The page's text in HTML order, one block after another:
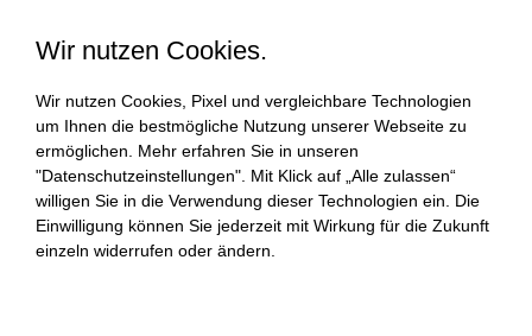
Wir nutzen Cookies.
Wir nutzen Cookies, Pixel und vergleichbare Technologien
um Ihnen die bestmögliche Nutzung unserer Webseite zu
ermöglichen. Mehr erfahren Sie in unseren
"Datenschutzeinstellungen". Mit Klick auf „Alle zulassen“
willigen Sie in die Verwendung dieser Technologien ein. Die
Einwilligung können Sie jederzeit mit Wirkung für die Zukunft
einzeln widerrufen oder ändern.